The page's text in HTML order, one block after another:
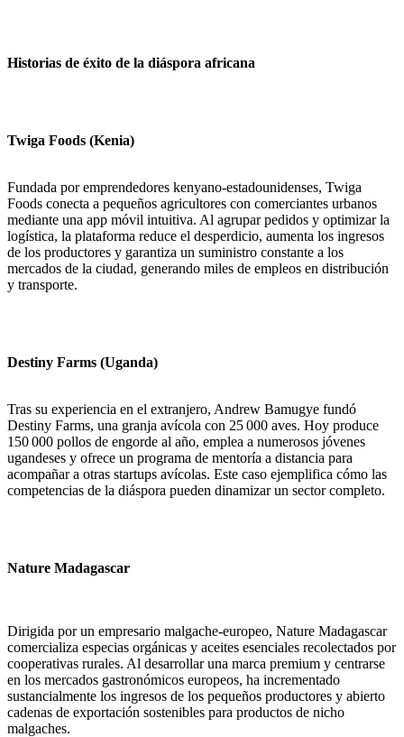
Historias de éxito de la diáspora africana
Twiga Foods (Kenia)
Fundada por emprendedores kenyano‑estadounidenses, Twiga
Foods conecta a pequeños agricultores con comerciantes urbanos
mediante una app móvil intuitiva. Al agrupar pedidos y optimizar la
logística, la plataforma reduce el desperdicio, aumenta los ingresos
de los productores y garantiza un suministro constante a los
mercados de la ciudad, generando miles de empleos en distribución
y transporte.
Destiny Farms (Uganda)
Tras su experiencia en el extranjero, Andrew Bamugye fundó
Destiny Farms, una granja avícola con 25 000 aves. Hoy produce
150 000 pollos de engorde al año, emplea a numerosos jóvenes
ugandeses y ofrece un programa de mentoría a distancia para
acompañar a otras startups avícolas. Este caso ejemplifica cómo las
competencias de la diáspora pueden dinamizar un sector completo.
Nature Madagascar
Dirigida por un empresario malgache‑europeo, Nature Madagascar
comercializa especias orgánicas y aceites esenciales recolectados por
cooperativas rurales. Al desarrollar una marca premium y centrarse
en los mercados gastronómicos europeos, ha incrementado
sustancialmente los ingresos de los pequeños productores y abierto
cadenas de exportación sostenibles para productos de nicho
malgaches.